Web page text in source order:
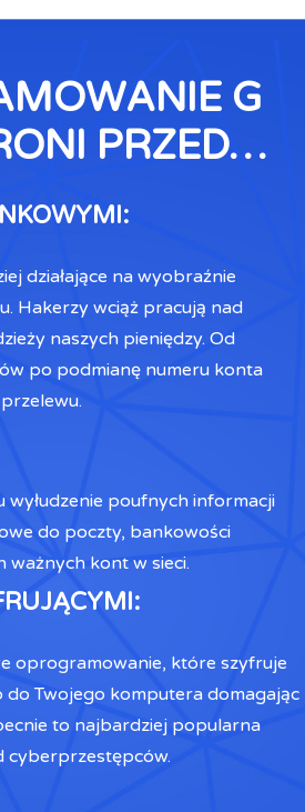
G
PRZED…
działające na wyobraźnie
Hakerzy wciąż pracują nad
naszych pieniędzy. Od
po podmianę numeru konta
wyłudzenie poufnych informacji
do poczty, bankowości
kont w sieci.
oprogramowanie, które szyfruje
Twojego komputera domagając
to najbardziej popularna
cyberprzestępców.